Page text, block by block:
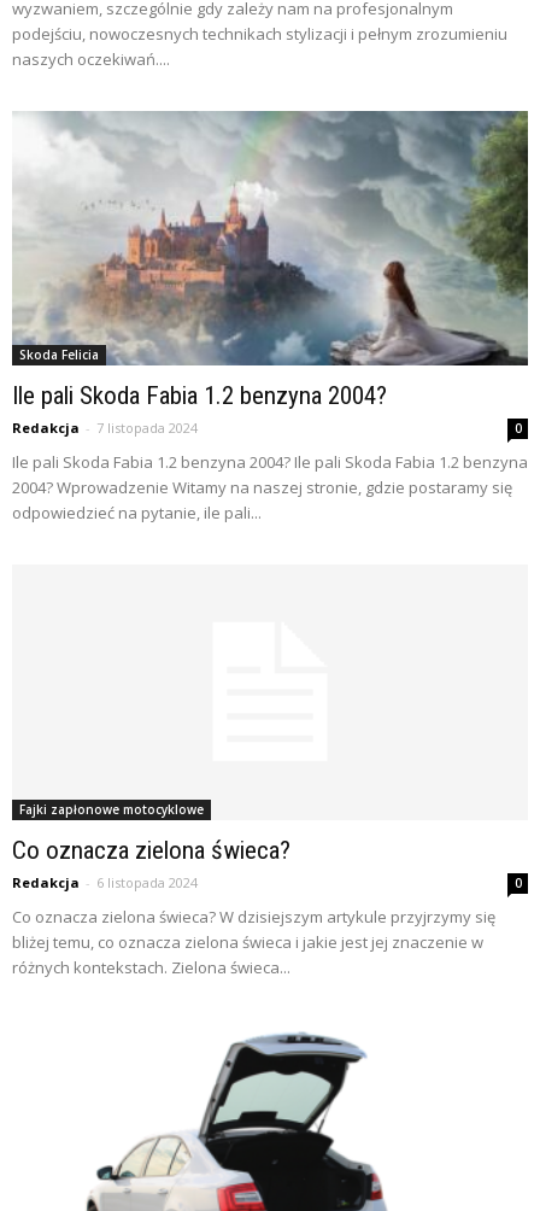
wyzwaniem, szczególnie gdy zależy nam na profesjonalnym
podejściu, nowoczesnych technikach stylizacji i pełnym zrozumieniu
naszych oczekiwań....
Skoda Felicia
Ile pali Skoda Fabia 1.2 benzyna 2004?
Redakcja - 7 listopada 2024 0
Ile pali Skoda Fabia 1.2 benzyna 2004? Ile pali Skoda Fabia 1.2 benzyna
2004? Wprowadzenie Witamy na naszej stronie, gdzie postaramy się
odpowiedzieć na pytanie, ile pali...
Fajki zapłonowe motocyklowe
Co oznacza zielona świeca?
Redakcja - 6 listopada 2024 0
Co oznacza zielona świeca? W dzisiejszym artykule przyjrzymy się
bliżej temu, co oznacza zielona świeca i jakie jest jej znaczenie w
różnych kontekstach. Zielona świeca...